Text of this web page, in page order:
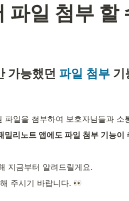
파일 첨부 할
가능했던 파일 첨부 기
일을 첨부하여 보호자님들과 소
밀리노트 앱에도 파일 첨부 기능이
지금부터 알려드릴게요.
주시기 바랍니다.